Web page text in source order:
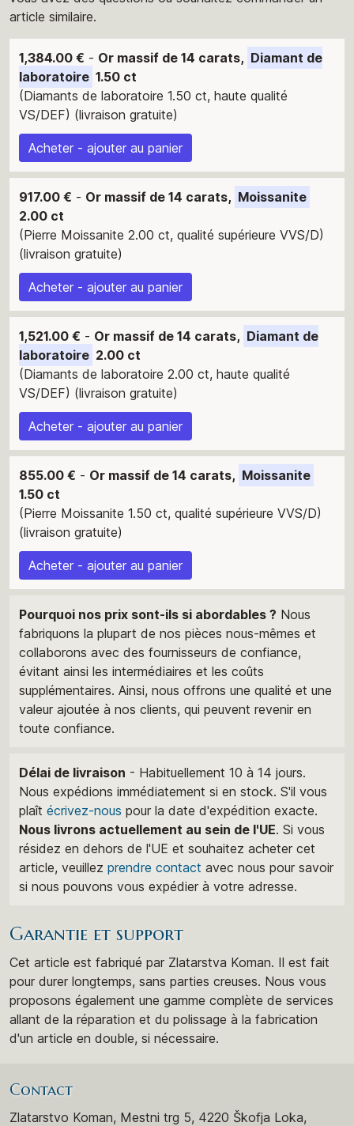
article similaire.
1,384.00 € - Or massif de 14 carats, Diamant de
laboratoire 1.50 ct
(Diamants de laboratoire 1.50 ct, haute qualité
VS/DEF) (livraison gratuite)
Acheter - ajouter au panier
917.00 € - Or massif de 14 carats, Moissanite
2.00 ct
(Pierre Moissanite 2.00 ct, qualité supérieure VVS/D)
(livraison gratuite)
Acheter - ajouter au panier
1,521.00 € - Or massif de 14 carats, Diamant de
laboratoire 2.00 ct
(Diamants de laboratoire 2.00 ct, haute qualité
VS/DEF) (livraison gratuite)
Acheter - ajouter au panier
855.00 € - Or massif de 14 carats, Moissanite
1.50 ct
(Pierre Moissanite 1.50 ct, qualité supérieure VVS/D)
(livraison gratuite)
Acheter - ajouter au panier
Pourquoi nos prix sont-ils si abordables ? Nous
fabriquons la plupart de nos pièces nous-mêmes et
collaborons avec des fournisseurs de confiance,
évitant ainsi les intermédiaires et les coûts
supplémentaires. Ainsi, nous offrons une qualité et une
valeur ajoutée à nos clients, qui peuvent revenir en
toute confiance.
Délai de livraison - Habituellement 10 à 14 jours.
Nous expédions immédiatement si en stock. S'il vous
plaît écrivez-nous pour la date d'expédition exacte.
Nous livrons actuellement au sein de l'UE. Si vous
résidez en dehors de l'UE et souhaitez acheter cet
article, veuillez prendre contact avec nous pour savoir
si nous pouvons vous expédier à votre adresse.
Garantie et support
Cet article est fabriqué par Zlatarstva Koman. Il est fait
pour durer longtemps, sans parties creuses. Nous vous
proposons également une gamme complète de services
allant de la réparation et du polissage à la fabrication
d'un article en double, si nécessaire.
Contact
Zlatarstvo Koman, Mestni trg 5, 4220 Škofja Loka,